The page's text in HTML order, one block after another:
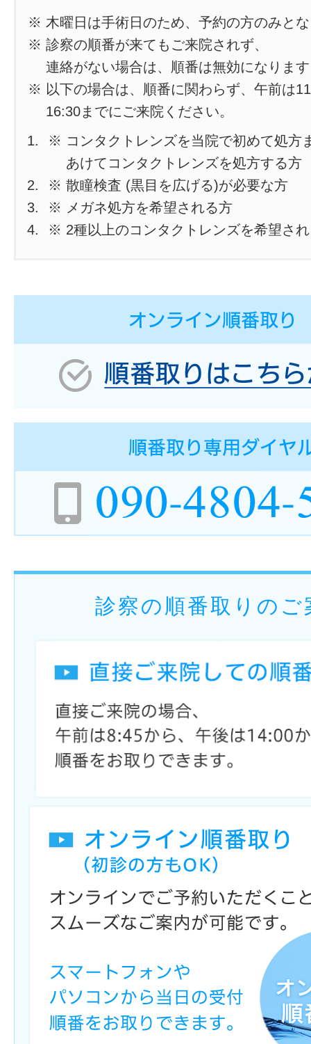
※ 木曜日は手術日のため、予約の方のみと
※ 診察の順番が来てもご来院されず、
連絡がない場合は、順番は無効になりま
※ 以下の場合は、順番に関わらず、午前は
16:30までにご来院ください。
※ コンタクトレンズを当院で初めて処方
あけてコンタクトレンズを処方する方
※ 散瞳検査 (黒目を広げる)が必要な方
※ メガネ処方を希望される方
※ 2種以上のコンタクトレンズを希望さ
診察の順番取りのご